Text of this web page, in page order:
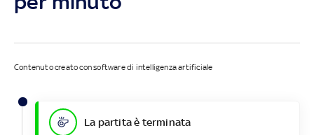
Contenuto creato con software di intelligenza artificiale
La partita è terminata